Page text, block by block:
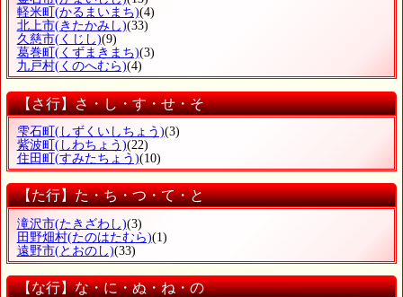
軽米町 (かるまいまち)(4)
北上市(きたかみし)(33)
久慈市(くじし)(9)
葛巻町 (くずまきまち)(3)
九戸村(くのへむら)(4)
【さ行】さ・し・す・せ・そ
雫石町 (しずくいしちょう)(3)
紫波町 (しわちょう)(22)
住田町 (すみたちょう)(10)
【た行】た・ち・つ・て・と
滝沢市(たきざわし)(3)
田野畑村(たのはたむら)(1)
遠野市(とおのし)(33)
【な行】な・に・ぬ・ね・の